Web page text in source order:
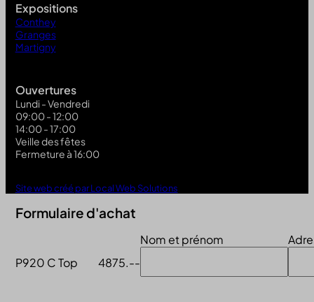
Expositions
Conthey
Granges
Martigny
Ouvertures
Lundi - Vendredi
09:00 - 12:00
14:00 - 17:00
Veille des fêtes
Fermeture à 16:00
Site web créé par Local Web Solutions
Formulaire d'achat
P920 C Top 4875.--
Nom et prénom